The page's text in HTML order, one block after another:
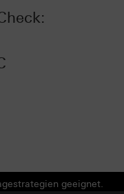
geeignet.